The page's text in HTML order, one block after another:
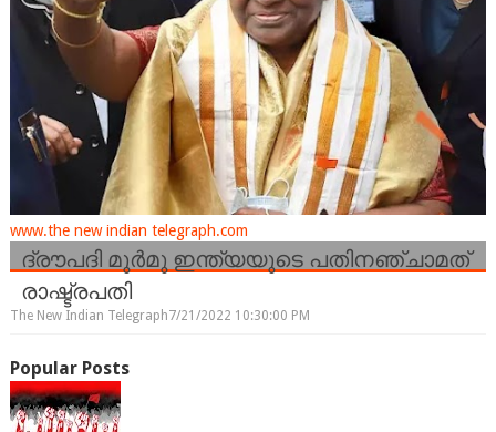
www.the new indian telegraph.com
ദ്രൗപദി മുർമു ഇന്ത്യയുടെ പതിനഞ്ചാമത്
രാഷ്ട്രപതി
The New Indian Telegraph7/21/2022 10:30:00 PM
Popular Posts